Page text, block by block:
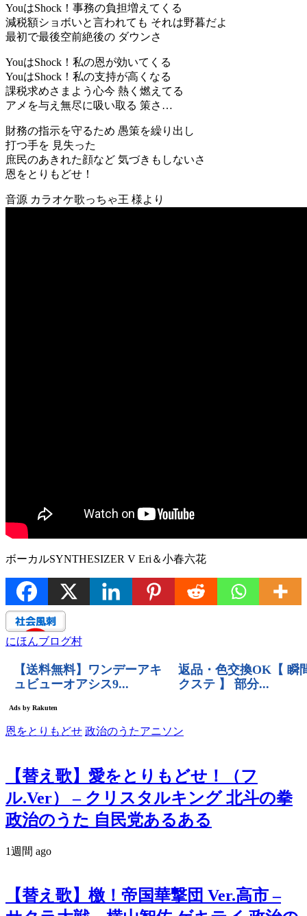
YouはShock！事務の負担増えてくる
減税額ショボいと言われても それは野暮だよ
最初で最後空前絶後の ダウンさ
YouはShock！私の恩が効いてくる
YouはShock！私の支持が高くなる
課税求めさまよう心今 熱く燃えてる
アメを与え無尽に吸い取る 策さ…
財務の指示を守るため 愚策を繰り出し
打つ手を 見失った
庶民のあきれた顔など 気づきもしないさ
恩をとりもどせ！
音源 カラオケ歌っちゃ王 様より
ボーカルSYNTHESIZER V Eri＆小春六花
にほんブログ村
恩をとりもどせ 政治のうたアニソン
【替え歌】愛をとりもどせ！（フ
ル.Ver） – クリスタルキング 北斗の拳
政治のうた 自民党あるある
1週間 ago
【替え歌】檄！帝国華撃団 Ver.高市 –